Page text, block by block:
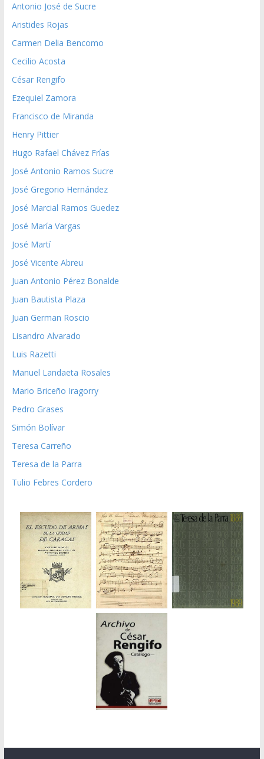
Antonio José de Sucre
Aristides Rojas
Carmen Delia Bencomo
Cecilio Acosta
César Rengifo
Ezequiel Zamora
Francisco de Miranda
Henry Pittier
Hugo Rafael Chávez Frías
José Antonio Ramos Sucre
José Gregorio Hernández
José Marcial Ramos Guedez
José María Vargas
José Martí
José Vicente Abreu
Juan Antonio Pérez Bonalde
Juan Bautista Plaza
Juan German Roscio
Lisandro Alvarado
Luis Razetti
Manuel Landaeta Rosales
Mario Briceño Iragorry
Pedro Grases
Simón Bolívar
Teresa Carreño
Teresa de la Parra
Tulio Febres Cordero